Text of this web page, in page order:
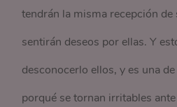
tendrán la misma recepción de
sentirán deseos por ellas. Y
desconocerlo ellos, y es una
porqué se tornan irritables